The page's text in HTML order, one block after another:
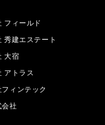
フィールド
秀建エステート
大宿
アトラス
ィンテック
社